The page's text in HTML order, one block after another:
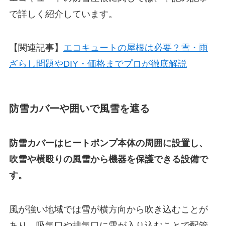
で詳しく紹介しています。
【関連記事】 エコキュートの屋根は必要？雪・雨
ざらし問題やDIY・価格までプロが徹底解説
防雪カバーや囲いで風雪を遮る
防雪カバーはヒートポンプ本体の周囲に設置し、
吹雪や横殴りの風雪から機器を保護できる設備で
す。
風が強い地域では雪が横方向から吹き込むことが